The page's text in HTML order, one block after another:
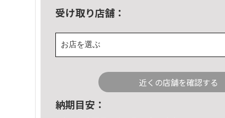
受け取り店舗：
お店を選ぶ
近くの店舗を確認する
納期目安：